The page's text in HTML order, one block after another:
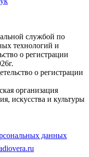
службой по
технологий и
о регистрации
о регистрации
организация
искусства и культуры
данных